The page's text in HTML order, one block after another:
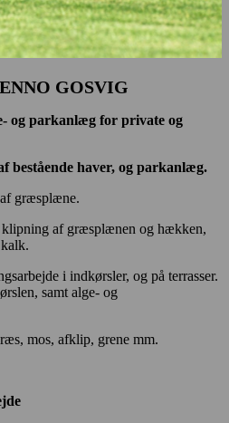
GOSVIG
og parkanlæg for private og
bestående haver, og parkanlæg.
græsplæne.
af græsplænen og hækken,
i indkørsler, og på terrasser.
samt alge- og
mos, afklip, grene mm.